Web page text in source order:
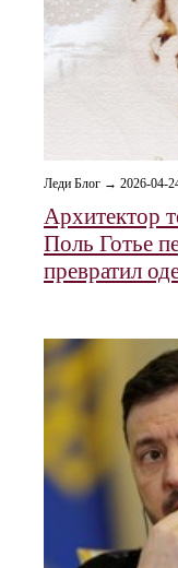
Леди Блог → 2026-04-
Архитектор
Поль Готье
превратил